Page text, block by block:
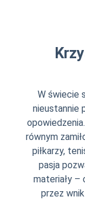
W świecie
nieustannie
równym
piłkarzy,
pasja
materiały –
przez